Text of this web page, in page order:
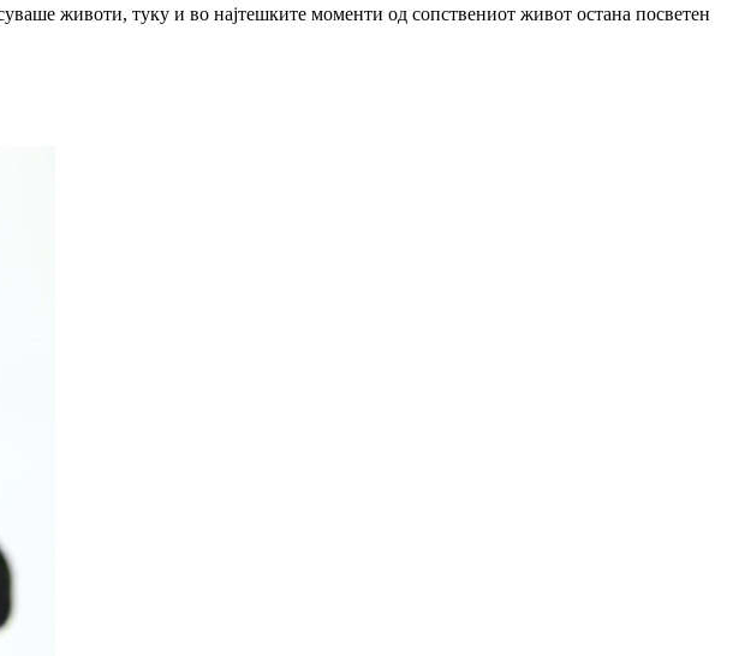
животи, туку и во најтешките моменти од сопствениот живот остана посветен